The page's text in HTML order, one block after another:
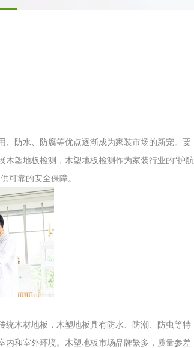
不动产测绘
、防水、防腐等优点逐渐成为家装市场的新宠。要
塑地板检测，木塑地板检测作为家装行业的“护航
可靠的安全保障。
统木材地板，木塑地板具有防水、防潮、防虫等特
内和室外环境。木塑地板市场品牌繁多，质量参差